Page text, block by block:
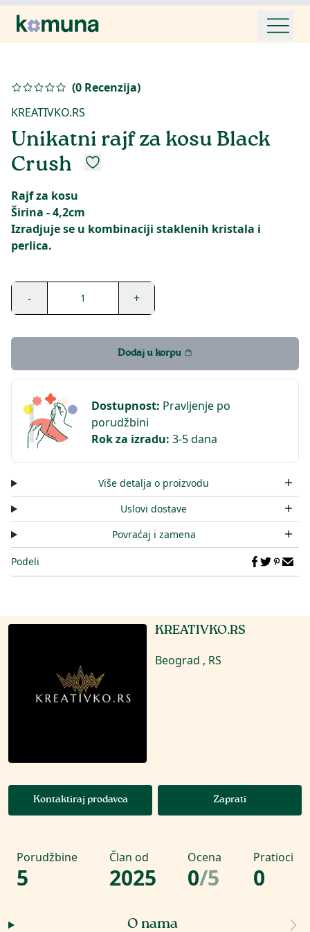
(0 Recenzija)
KREATIVKO.RS
Unikatni rajf za kosu Black
Crush
Rajf za kosu
Širina - 4,2cm
Izradjuje se u kombinaciji staklenih kristala i
perlica.
- 1 +
Dodaj u korpu
Dostupnost: Pravljenje po
porudžbini
Rok za izradu: 3-5 dana
Više detalja o proizvodu
Uslovi dostave
Povraćaj i zamena
Podeli
KREATIVKO.RS
Beograd , RS
Kontaktiraj prodavca Zaprati
Porudžbine
5
Član od
2025
Ocena
0/5
Pratioci
0
O nama